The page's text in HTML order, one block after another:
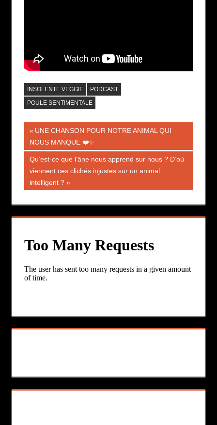
INSOLENTE VEGGIE
PODCAST
POULE SENTIMENTALE
Navigation
de
l’article
Publication
précédente :
UNE CHANSON POUR NOTRE ANIMAL QUI
NOUS MANQUE ❤️✨
Publication
suivante :
Qu’est-ce que l’âne nous apprend sur nous ? D’où
viennent ces clichés injustes sur un animal
intelligent ?